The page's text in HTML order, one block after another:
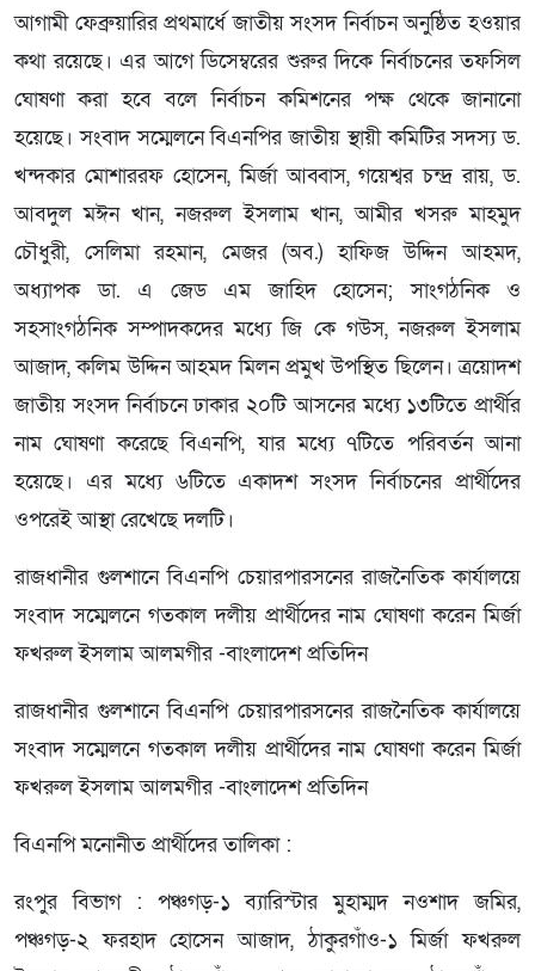
আগামী ফেব্রুয়ারির প্রথমার্ধে জাতীয় সংসদ নির্বাচন অনুষ্ঠিত হওয়ার
কথা রয়েছে। এর আগে ডিসেম্বরের শুরুর দিকে নির্বাচনের তফসিল
ঘোষণা করা হবে বলে নির্বাচন কমিশনের পক্ষ থেকে জানানো
হয়েছে। সংবাদ সম্মেলনে বিএনপির জাতীয় স্থায়ী কমিটির সদস্য ড.
খন্দকার মোশাররফ হোসেন, মির্জা আব্বাস, গয়েশ্বর চন্দ্র রায়, ড.
আবদুল মঈন খান, নজরুল ইসলাম খান, আমীর খসরু মাহমুদ
চৌধুরী, সেলিমা রহমান, মেজর (অব.) হাফিজ উদ্দিন আহমদ,
অধ্যাপক ডা. এ জেড এম জাহিদ হোসেন; সাংগঠনিক ও
সহসাংগঠনিক সম্পাদকদের মধ্যে জি কে গউস, নজরুল ইসলাম
আজাদ, কলিম উদ্দিন আহমদ মিলন প্রমুখ উপস্থিত ছিলেন। ত্রয়োদশ
জাতীয় সংসদ নির্বাচনে ঢাকার ২০টি আসনের মধ্যে ১৩টিতে প্রার্থীর
নাম ঘোষণা করেছে বিএনপি, যার মধ্যে ৭টিতে পরিবর্তন আনা
হয়েছে। এর মধ্যে ৬টিতে একাদশ সংসদ নির্বাচনের প্রার্থীদের
ওপরেই আস্থা রেখেছে দলটি।
রাজধানীর গুলশানে বিএনপি চেয়ারপারসনের রাজনৈতিক কার্যালয়ে
সংবাদ সম্মেলনে গতকাল দলীয় প্রার্থীদের নাম ঘোষণা করেন মির্জা
ফখরুল ইসলাম আলমগীর -বাংলাদেশ প্রতিদিন
রাজধানীর গুলশানে বিএনপি চেয়ারপারসনের রাজনৈতিক কার্যালয়ে
সংবাদ সম্মেলনে গতকাল দলীয় প্রার্থীদের নাম ঘোষণা করেন মির্জা
ফখরুল ইসলাম আলমগীর -বাংলাদেশ প্রতিদিন
বিএনপি মনোনীত প্রার্থীদের তালিকা :
রংপুর বিভাগ : পঞ্চগড়-১ ব্যারিস্টার মুহাম্মদ নওশাদ জমির,
পঞ্চগড়-২ ফরহাদ হোসেন আজাদ, ঠাকুরগাঁও-১ মির্জা ফখরুল